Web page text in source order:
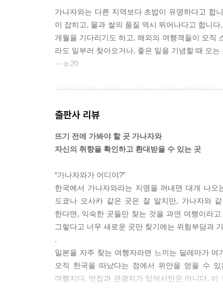
가나자와는 다른 지역보다 초밥이 유명하다고 합
이 잡히고, 물과 쌀의 품질 역시 뛰어나다고 합니
개월을 기다리기도 하고, 해외의 여행객들이 오직
라도 일부러 찾아오거나, 좋은 일을 기념할 때 오는
--- p.20
그렇다면 13년 동안 이 가게는 어떻게 변했을까
별로 없는 데다가 전통적인 공예품 위주의 가게가
유리 공예 작가 츠지 카즈미 씨가 운영하는 이곳
구경하는 기분이 됩니다.
--- p.69
아사코 씨와 주인장은 ‘21세기 미술관’에서 요시
은 지역이어서 어딜 가든 그런 느낌입니다. 처음
계지만 그래서인지 이 좁은 동네를 각자 분명히
가 느껴졌어요. 건너 건너 모두 알 정도로 작은 곳
계완 또 다르지만 자신의 가게에서는 그 누구보다
--- p.77
출판사 리뷰
뜨기 전에 가봐야 할 곳 가나자와
자신의 취향을 확인하고 환대받을 수 있는 곳
“가나자와가 어디야?”
한국에서 가나자와라는 지명을 꺼내면 대개 나
도쿄나 오사카 같은 곳은 잘 알지만, 가나자와
한다면, 익숙한 곳들만 찾는 것을 과연 여행이라
그렇다고 너무 새로운 곳만 찾기에는 위험부담과
.
일본을 자주 찾는 여행자라면 느끼는 딜레마가
오직 한국을 떠났다는 점에서 위안을 얻을 수
여행지다. 맛집과 관광지가 있어서만은 아니다.